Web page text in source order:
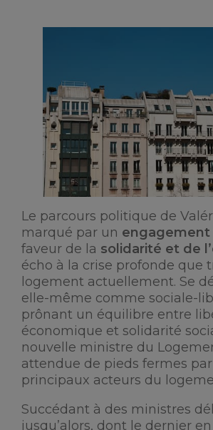
Le parcours politique de
marqué par un
faveur de la solidarité et de
écho à la crise profonde que
logement actuellement. Se
elle-même comme sociale-
prônant un équilibre entre
économique et solidarité
nouvelle ministre du
attendue de pieds fermes
principaux acteurs du
Succédant à des ministres
jusqu’alors, dont le dernier